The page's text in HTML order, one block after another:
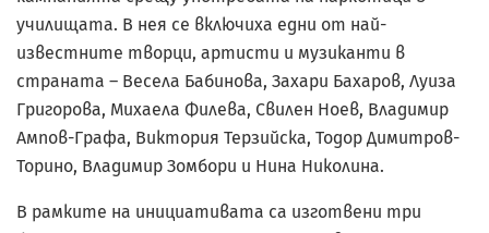
училищата. В нея се включиха едни от най-
известните творци, артисти и музиканти в
страната – Весела Бабинова, Захари Бахаров, Луиза
Григорова, Михаела Филева, Свилен Ноев, Владимир
Ампов-Графа, Виктория Терзийска, Тодор Димитров-
Торино, Владимир Зомбори и Нина Николина.
В рамките на инициативата са изготвени три